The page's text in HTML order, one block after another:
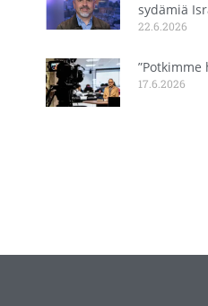
sydämiä
22.6.2026
17.6.2026